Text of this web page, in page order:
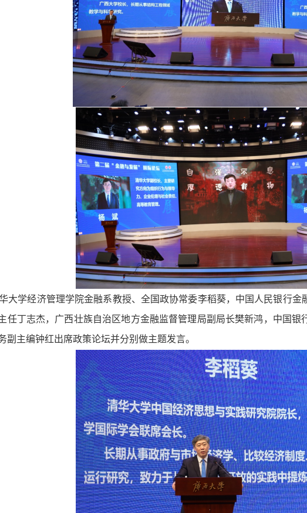
大学经济管理学院金融系教授、全国政协常委李稻葵，中国人民银行
任丁志杰，广西壮族自治区地方金融监督管理局副局长樊新鸿，中国
副主编钟红出席政策论坛并分别做主题发言。